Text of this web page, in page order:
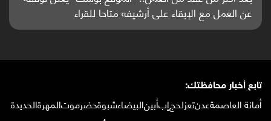
واعدة منشورة عالميا (ترجمة)
تابع أخبار محافظتك:
أمانة العاصمةعدنتعزلحجإبأبينالبيضاءشبوةحضرموتالمهرةالحديدة